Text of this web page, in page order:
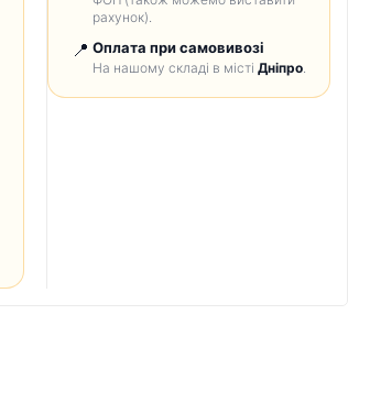
рахунок).
📍 Оплата при самовивозі
На нашому складі в містіДніпро.